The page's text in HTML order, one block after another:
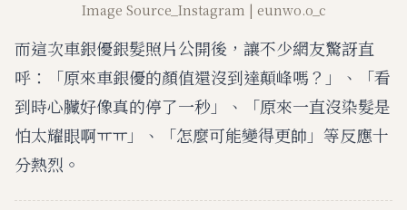
Image Source_Instagram | eunwo.o_c
而這次車銀優銀髮照片公開後，讓不少網友驚訝直
呼：「原來車銀優的顏值還沒到達顛峰嗎？」、「看
到時心臟好像真的停了一秒」、「原來一直沒染髮是
怕太耀眼啊ㅠㅠ」、「怎麼可能變得更帥」等反應十
分熱烈。